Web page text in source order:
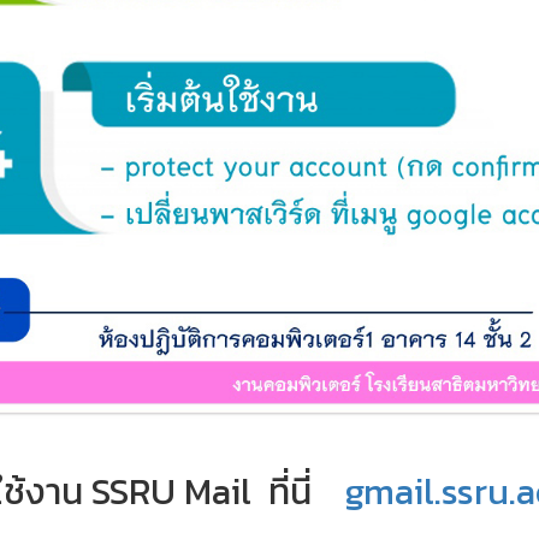
ช้งาน SSRU Mail ที่นี่